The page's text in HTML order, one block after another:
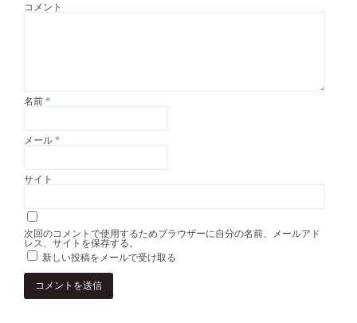
コメント
名前 *
メール *
サイト
次回のコメントで使用するためブラウザーに自分の名前、メールアド
レス、サイトを保存する。
新しい投稿をメールで受け取る